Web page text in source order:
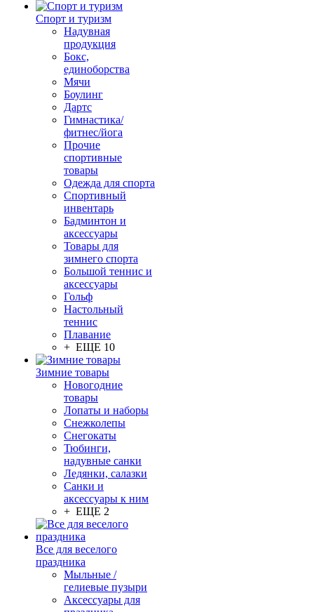
Спорт и туризм
Надувная
продукция
Бокс,
единоборства
Мячи
Боулинг
Дартс
Гимнастика/
фитнес/йога
Прочие
спортивные
товары
Одежда для спорта
Спортивный
инвентарь
Бадминтон и
аксессуары
Товары для
зимнего спорта
Большой теннис и
аксессуары
Гольф
Настольный
теннис
Плавание
+ ЕЩЕ 10
Зимние товары
Новогодние
товары
Лопаты и наборы
Снежколепы
Снегокаты
Тюбинги,
надувные санки
Ледянки, салазки
Санки и
аксессуары к ним
+ ЕЩЕ 2
Все для веселого
праздника
Мыльные /
гелиевые пузыри
Аксессуары для